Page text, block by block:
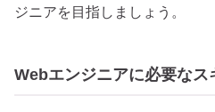
ジニアを目指しましょう。
Webエンジニアに必要なス